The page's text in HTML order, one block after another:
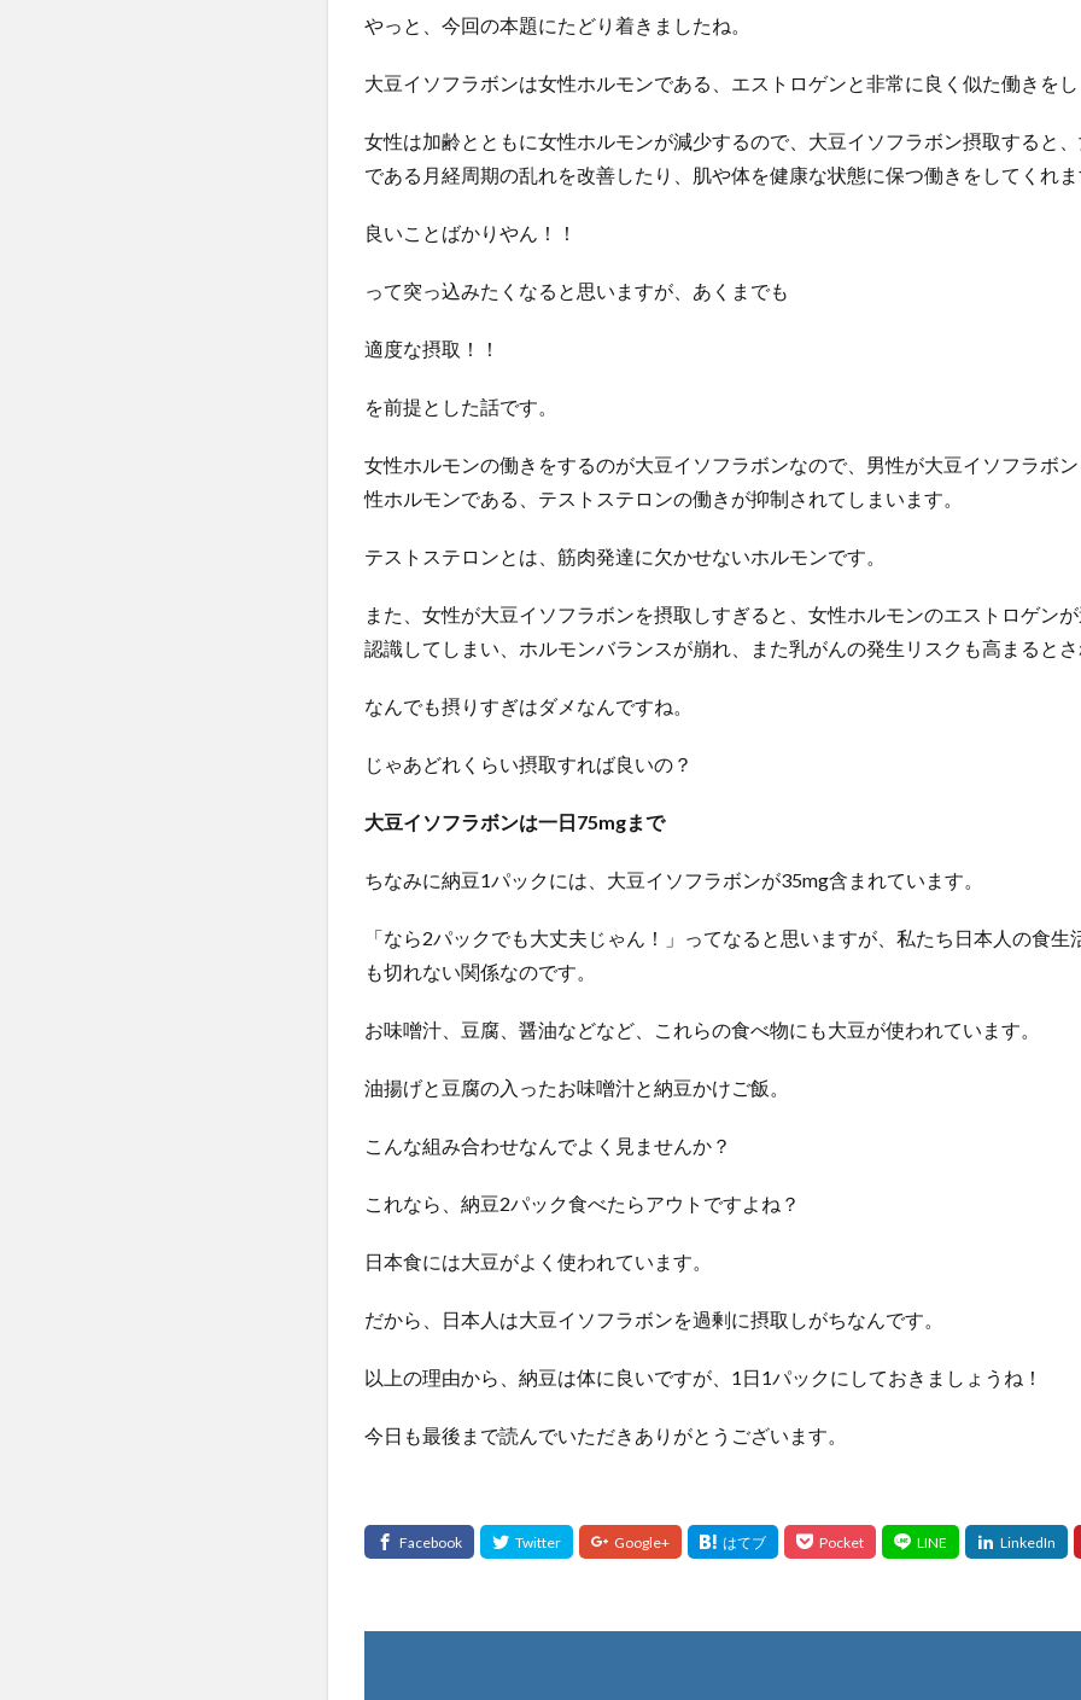
やっと、今回の本題にたどり着きましたね。
大豆イソフラボンは女性ホルモンである、エストロゲンと非常に良く似た働きをし
女性は加齢とともに女性ホルモンが減少するので、大豆イソフラボン摂取すると
である月経周期の乱れを改善したり、肌や体を健康な状態に保つ働きをしてくれま
良いことばかりやん！！
って突っ込みたくなると思いますが、あくまでも
適度な摂取！！
を前提とした話です。
女性ホルモンの働きをするのが大豆イソフラボンなので、男性が大豆イソフラボ
性ホルモンである、テストステロンの働きが抑制されてしまいます。
テストステロンとは、筋肉発達に欠かせないホルモンです。
また、女性が大豆イソフラボンを摂取しすぎると、女性ホルモンのエストロゲン
認識してしまい、ホルモンバランスが崩れ、また乳がんの発生リスクも高まるとさ
なんでも摂りすぎはダメなんですね。
じゃあどれくらい摂取すれば良いの？
大豆イソフラボンは一日75mgまで
ちなみに納豆1パックには、大豆イソフラボンが35mg含まれています。
「なら2パックでも大丈夫じゃん！」ってなると思いますが、私たち日本人の食生
も切れない関係なのです。
お味噌汁、豆腐、醤油などなど、これらの食べ物にも大豆が使われています。
油揚げと豆腐の入ったお味噌汁と納豆かけご飯。
こんな組み合わせなんでよく見ませんか？
これなら、納豆2パック食べたらアウトですよね？
日本食には大豆がよく使われています。
だから、日本人は大豆イソフラボンを過剰に摂取しがちなんです。
以上の理由から、納豆は体に良いですが、1日1パックにしておきましょうね！
今日も最後まで読んでいただきありがとうございます。